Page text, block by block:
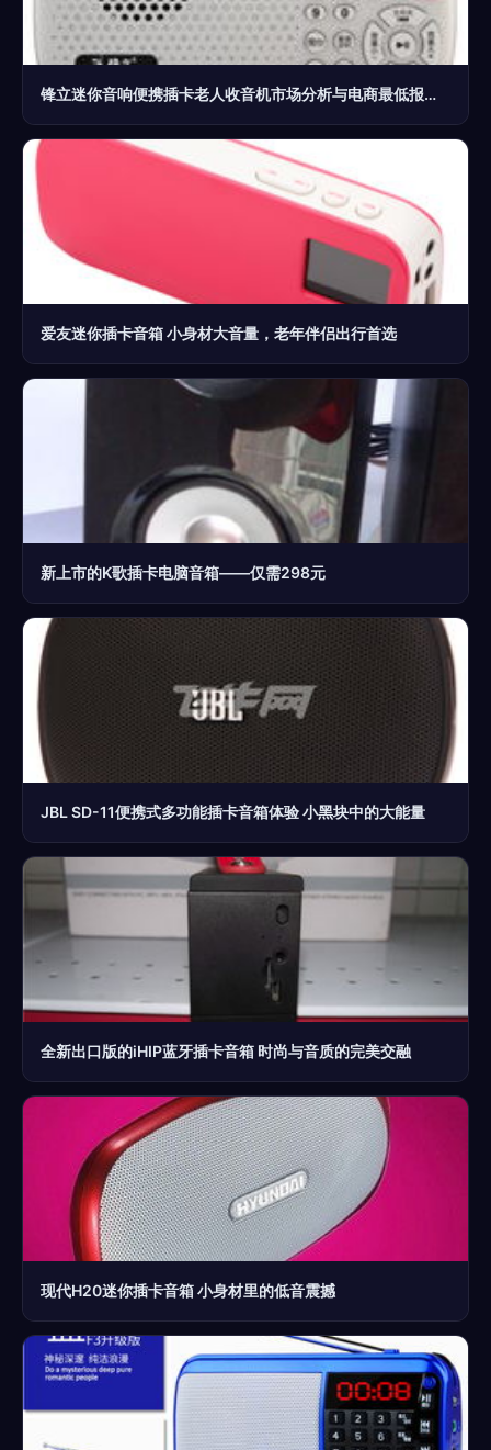
锋立迷你音响便携插卡老人收音机市场分析与电商最低报价指南
爱友迷你插卡音箱 小身材大音量，老年伴侣出行首选
新上市的K歌插卡电脑音箱——仅需298元
JBL SD-11便携式多功能插卡音箱体验 小黑块中的大能量
全新出口版的iHIP蓝牙插卡音箱 时尚与音质的完美交融
现代H20迷你插卡音箱 小身材里的低音震撼